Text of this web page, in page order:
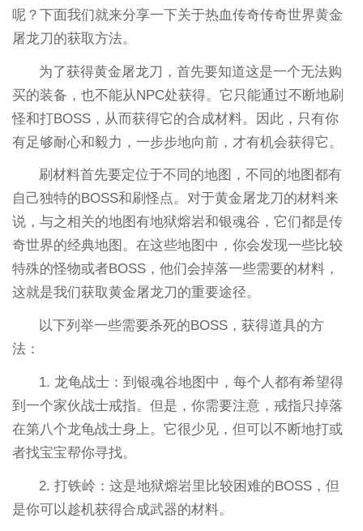
呢？下面我们就来分享一下关于热血传奇传奇世界黄金
屠龙刀的获取方法。
为了获得黄金屠龙刀，首先要知道这是一个无法购
买的装备，也不能从NPC处获得。它只能通过不断地刷
怪和打BOSS，从而获得它的合成材料。因此，只有你
有足够耐心和毅力，一步步地向前，才有机会获得它。
刷材料首先要定位于不同的地图，不同的地图都有
自己独特的BOSS和刷怪点。对于黄金屠龙刀的材料来
说，与之相关的地图有地狱熔岩和银魂谷，它们都是传
奇世界的经典地图。在这些地图中，你会发现一些比较
特殊的怪物或者BOSS，他们会掉落一些需要的材料，
这就是我们获取黄金屠龙刀的重要途径。
以下列举一些需要杀死的BOSS，获得道具的方
法：
1. 龙龟战士：到银魂谷地图中，每个人都有希望得
到一个家伙战士戒指。但是，你需要注意，戒指只掉落
在第八个龙龟战士身上。它很少见，但可以不断地打或
者找宝宝帮你寻找。
2. 打铁岭：这是地狱熔岩里比较困难的BOSS，但
是你可以趁机获得合成武器的材料。